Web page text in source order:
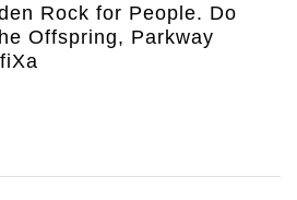
Rock for People. Do
Offspring, Parkway